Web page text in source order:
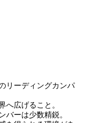
リーディングカンパ
へ広げること。
バーは少数精鋭。